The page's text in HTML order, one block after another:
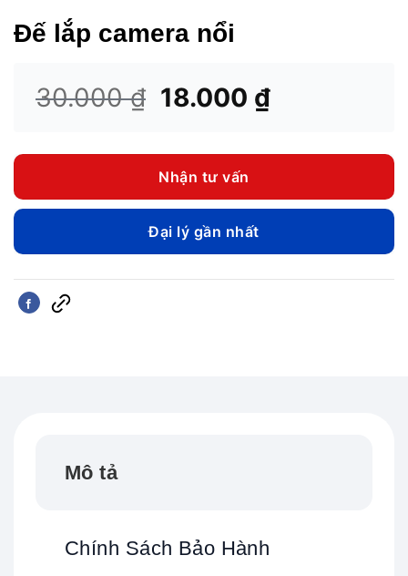
Đế lắp camera nổi
30.000₫ Giá
là:
30.000 ₫.
18.000 ₫Giá
tại
18.000 ₫.
Nhận tư vấn
Đại lý gần nhất
Mô tả
Chính Sách Bảo Hành